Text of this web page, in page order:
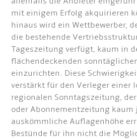
mit einigem Erfolg akquirieren
hinaus wird ein Wettbewerber,
die bestehende
Tageszeitung verfügt, kaum in
flächendeckenden
einzurichten. Diese
verstärkt für den Verleger einer
regionalen Sonntagszeitung,
oder Abonnementzeitung kaum
auskömmliche Auflagenhöhe
Bestünde für ihn nicht die